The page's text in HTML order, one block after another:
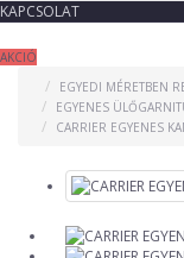
KAPCSOLAT
AKCIÓ
EGYEDI MÉRETBEN
EGYENES
CARRIER EGYENES